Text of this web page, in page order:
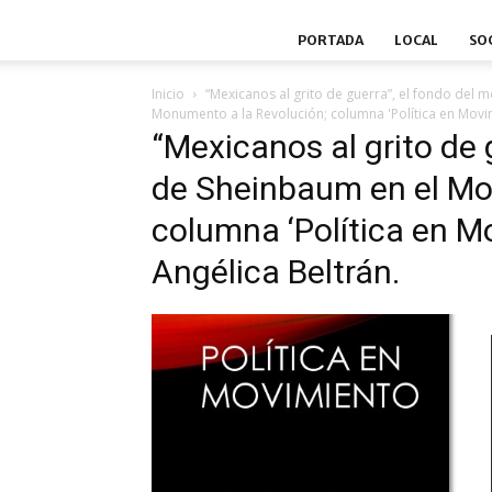
PORTADA LOCAL
Inicio “Mexicanos al grito de guerra”, el fondo del
Monumento a la Revolución; columna 'Política en
“Mexicanos al grito de
de Sheinbaum en el
columna ‘Política en
Angélica Beltrán.